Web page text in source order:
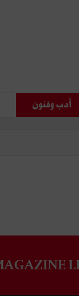
أدب وفنون